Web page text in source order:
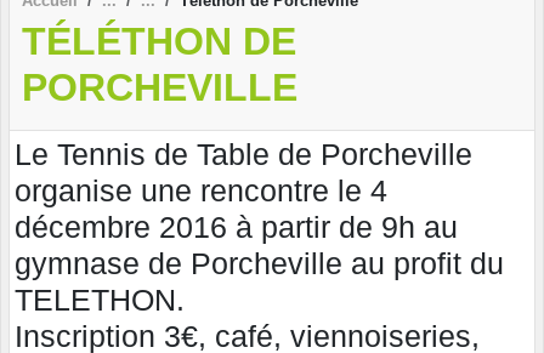
TÉLÉTHON DE
PORCHEVILLE
Le Tennis de Table de Porcheville
organise une rencontre le 4
décembre 2016 à partir de 9h au
gymnase de Porcheville au profit du
TELETHON.
Inscription 3€, café, viennoiseries,